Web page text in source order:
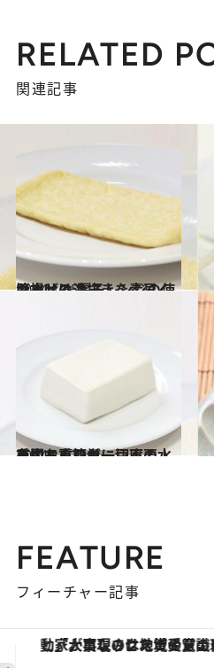
RELATED
関連記事
2014.12.5
お揚げの油抜きを素早く済ませる 電子レンジの使い方とは？
グルメ
2014.11.29
布巾も重しも一切不要！ 手間なく簡単に豆腐の水を切る裏ワザ
グルメ
FEATURE
フィーチャー記事
「